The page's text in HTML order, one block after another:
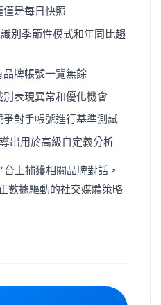
是每日快照
別季節性模式和年同比趨
牌帳號一覽無餘
表現異常和優化機會
對手帳號進行基準測試
出用於高級自定義分析
上捕獲相關品牌對話，
數據驅動的社交媒體策略